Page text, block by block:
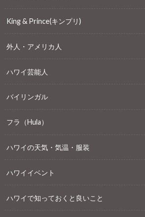
King & Prince(キンプリ)
外人・アメリカ人
ハワイ芸能人
バイリンガル
フラ（Hula）
ハワイの天気・気温・服装
ハワイイベント
ハワイで知っておくと良いこと